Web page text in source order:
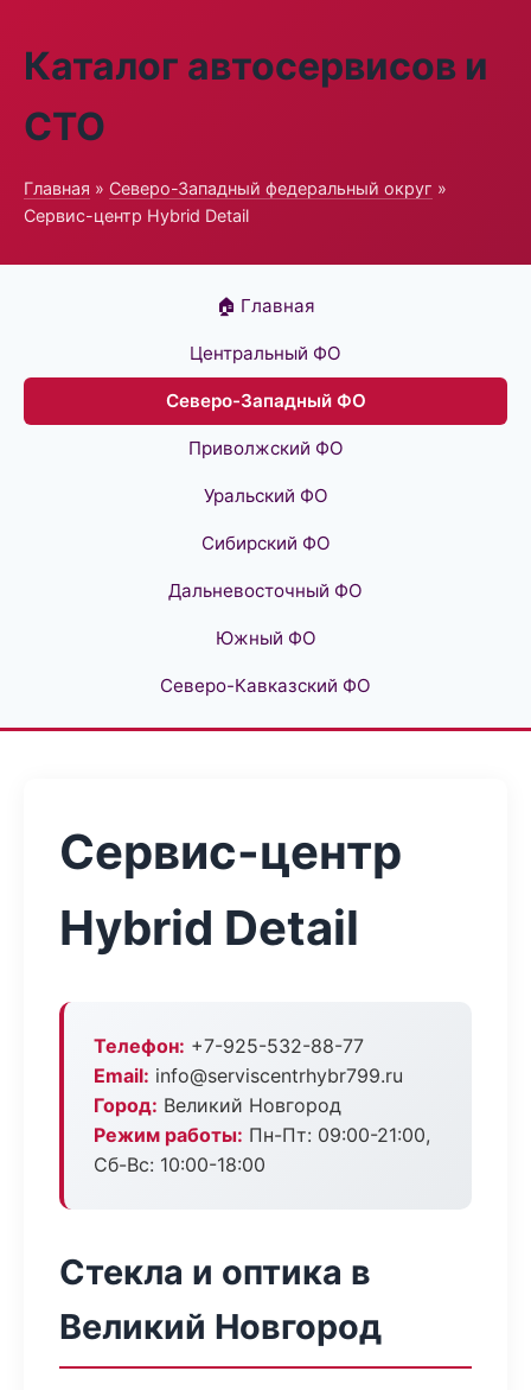
Каталог автосервисов и
СТО
Главная » Северо-Западный федеральный округ »
Сервис-центр Hybrid Detail
🏠 Главная
Центральный ФО
Северо-Западный ФО
Приволжский ФО
Уральский ФО
Сибирский ФО
Дальневосточный ФО
Южный ФО
Северо-Кавказский ФО
Сервис-центр
Hybrid Detail
Телефон: +7-925-532-88-77
Email: info@serviscentrhybr799.ru
Город: Великий Новгород
Режим работы: Пн-Пт: 09:00-21:00,
Сб-Вс: 10:00-18:00
Стекла и оптика в
Великий Новгород